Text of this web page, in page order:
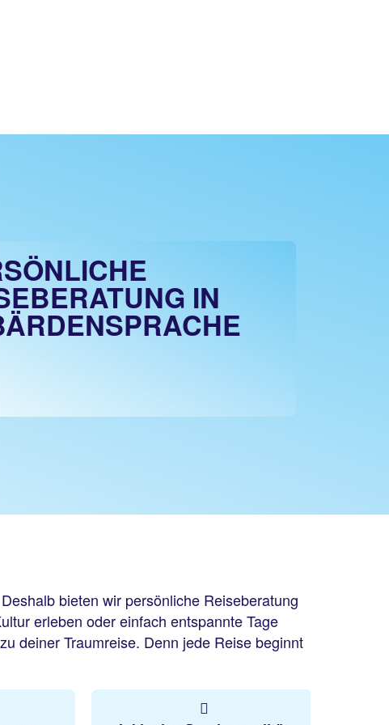
IN
bieten wir persönliche Reiseberatung
erleben oder einfach entspannte Tage
deiner Traumreise. Denn jede Reise beginnt